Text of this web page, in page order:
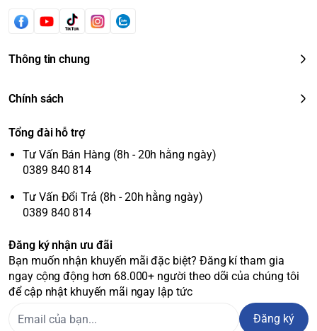
Thông tin chung
Chính sách
Tổng đài hỗ trợ
Tư Vấn Bán Hàng (8h - 20h hằng ngày)
0389 840 814
Tư Vấn Đổi Trả (8h - 20h hằng ngày)
0389 840 814
Đăng ký nhận ưu đãi
Bạn muốn nhận khuyến mãi đặc biệt? Đăng kí tham gia
ngay cộng động hơn 68.000+ người theo dõi của chúng tôi
để cập nhật khuyến mãi ngay lập tức
Đăng ký